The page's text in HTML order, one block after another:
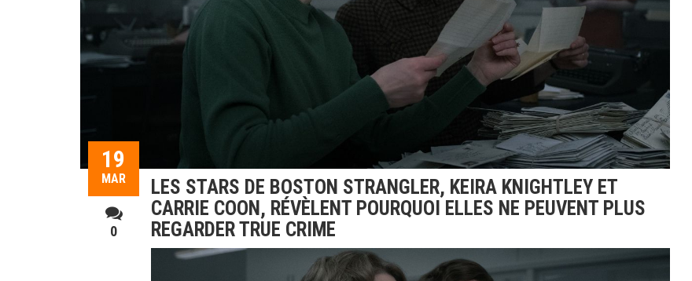
19
MAR
0
LES STARS DE BOSTON STRANGLER, KEIRA KNIGHTLEY ET
CARRIE COON, RÉVÈLENT POURQUOI ELLES NE PEUVENT PLUS
REGARDER TRUE CRIME